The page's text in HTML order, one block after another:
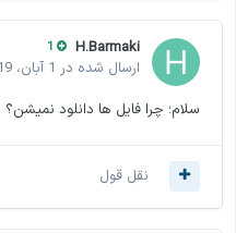
H.Barmaki
ارسال شده در 1 آبان، 2019
سلام؛ چرا فایل ها دانلود
نقل قول